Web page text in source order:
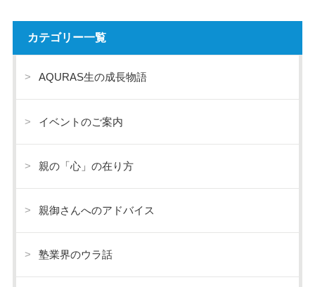
カテゴリー一覧
AQURAS生の成長物語
イベントのご案内
親の「心」の在り方
親御さんへのアドバイス
塾業界のウラ話